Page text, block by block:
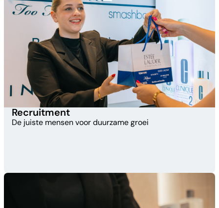
Recruitment​
De juiste mensen voor duurzame groei